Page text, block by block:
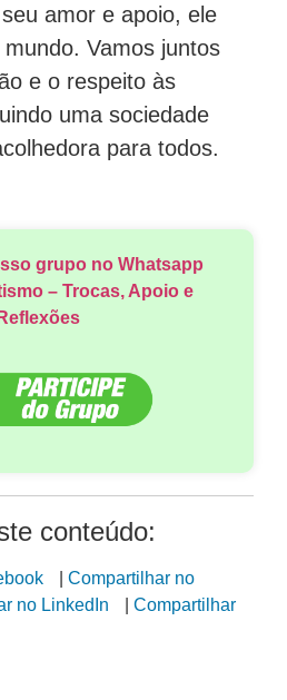
amor e apoio, ele
Vamos juntos
e o respeito às
uma sociedade
para todos.
grupo no Whatsapp
– Trocas, Apoio e
Reflexões
conteúdo:
Compartilhar no
no LinkedIn
Compartilhar